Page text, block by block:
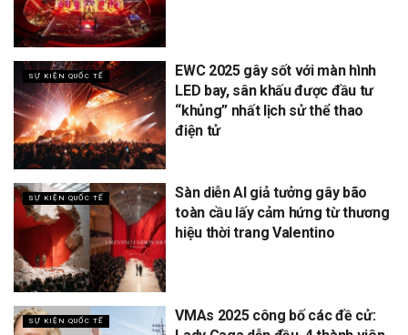
SỰ KIỆN QUỐC TẾ
EWC 2025 gây sốt với màn hình
LED bay, sân khấu được đầu tư
“khủng” nhất lịch sử thể thao
điện tử
SỰ KIỆN QUỐC TẾ
Sàn diễn AI giả tưởng gây bão
toàn cầu lấy cảm hứng từ thương
hiệu thời trang Valentino
SỰ KIỆN QUỐC TẾ
VMAs 2025 công bố các đề cử: